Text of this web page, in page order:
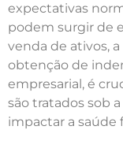
expectativas
podem surgir de
venda de ativos,
obtenção de
empresarial, é
são tratados sob
impactar a saúde